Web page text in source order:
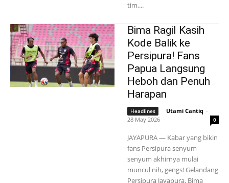
tim,...
Bima Ragil Kasih
Kode Balik ke
Persipura! Fans
Papua Langsung
Heboh dan Penuh
Harapan
Headlines Utami Cantiq -
28 May 2026
0
JAYAPURA — Kabar yang bikin
fans Persipura senyum-
senyum akhirnya mulai
muncul nih, gengs! Gelandang
Persipura Jayapura, Bima